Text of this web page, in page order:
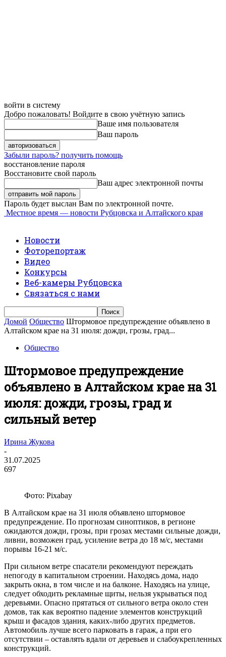
войти в систему
Добро пожаловать! Войдите в свою учётную запись
Ваше имя пользователя
Ваш пароль
Забыли пароль? получить помощь
восстановление пароля
Восстановите свой пароль
Ваш адрес электронной почты
Пароль будет выслан Вам по электронной почте.
Местное время — новости Рубцовска и Алтайского края
Новости
Фоторепортаж
Видео
Конкурсы
Веб-камеры Рубцовска
Связаться с нами
Домой Общество Штормовое предупреждение объявлено в
Алтайском крае на 31 июля: дожди, грозы, град...
Общество
Штормовое предупреждение
объявлено в Алтайском крае на 31
июля: дожди, грозы, град и
сильный ветер
Ирина Жукова
-
31.07.2025
697
Фото: Pixabay
В Алтайском крае на 31 июля объявлено штормовое
предупреждение. По прогнозам синоптиков, в регионе
ожидаются дожди, грозы, при грозах местами сильные дожди,
ливни, возможен град, усиление ветра до 18 м/с, местами
порывы 16‑21 м/с.
При сильном ветре спасатели рекомендуют переждать
непогоду в капитальном строении. Находясь дома, надо
закрыть окна, в том числе и на балконе. Находясь на улице,
следует обходить рекламные щиты, нельзя укрываться под
деревьями. Опасно прятаться от сильного ветра около стен
домов, так как вероятно падение элементов конструкций
крыш и фасадов здания, каких-либо других предметов.
Автомобиль лучше всего парковать в гараж, а при его
отсутствии – оставлять вдали от деревьев и слабоукрепленных
конструкций.